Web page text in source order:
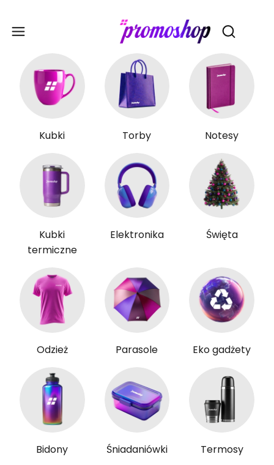
Otwórz
Kubki Torby Notesy
Kubki
termiczne
Elektronika Święta
Odzież Parasole Eko gadżety
Bidony Śniadaniówki Termosy